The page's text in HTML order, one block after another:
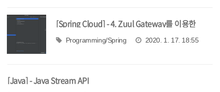
[Spring Cloud] - 4. Zuul Gateway를 이용한
RoutingProgramming/Spring 2020. 1. 17. 18:55
[Java] - Java Stream API